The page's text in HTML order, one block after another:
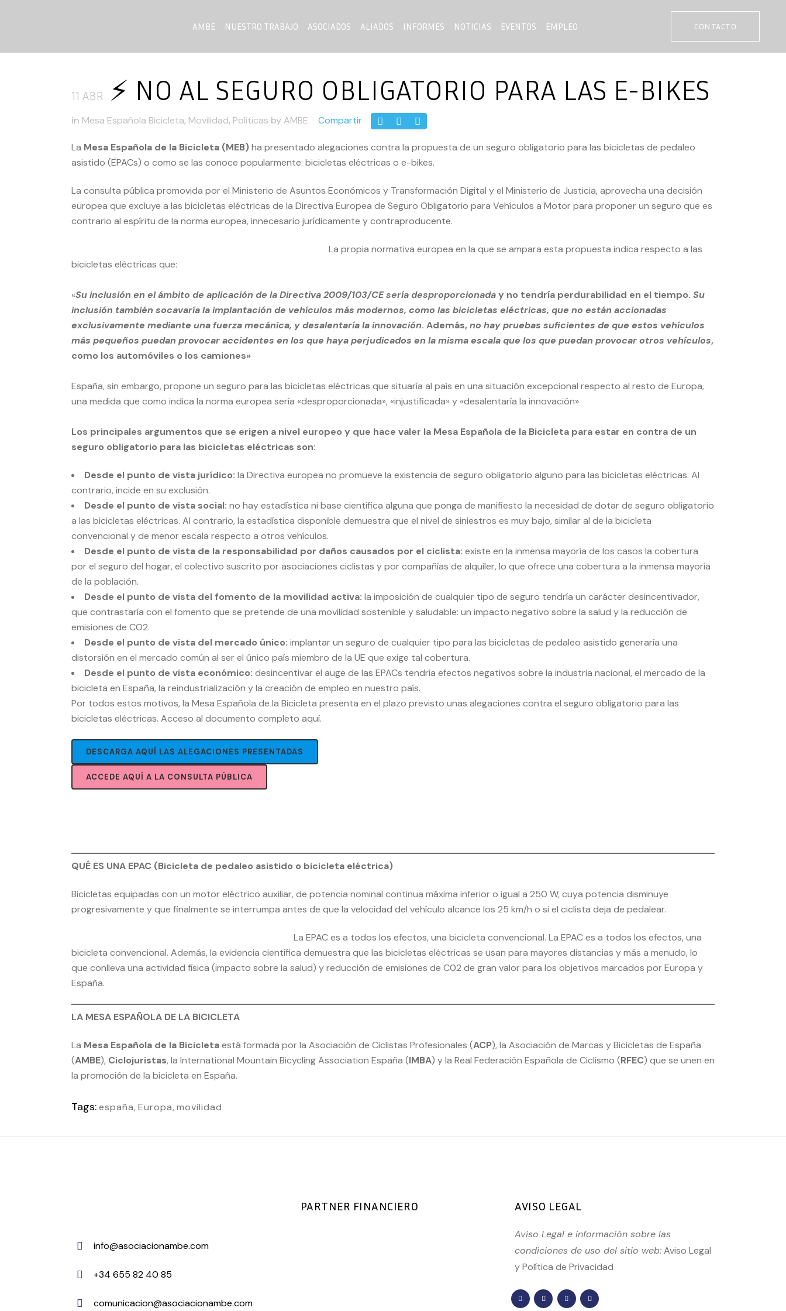
CONTACTO
AMBE NUESTRO TRABAJO ASOCIADOS ALIADOS INFORMES NOTICIAS EVENTOS EMPLEO
11 ABR ⚡️ NO AL SEGURO OBLIGATORIO PARA LAS E-BIKES
in Mesa Española Bicicleta, Movilidad, Políticas by AMBE Compartir
La Mesa Española de la Bicicleta (MEB)ha presentado alegaciones contra la propuesta de un seguro obligatorio para las bicicletas de pedaleo
asistido (EPACs) o como se las conoce popularmente: bicicletas eléctricas o e-bikes.
La consulta pública promovida por el Ministerio de Asuntos Económicos y Transformación Digital y el Ministerio de Justicia, aprovecha una decisión
europea que excluye a las bicicletas eléctricas de la Directiva Europea de Seguro Obligatorio para Vehículos a Motor para proponer un seguro que es
contrario al espíritu de la norma europea, innecesario jurídicamente y contraproducente.
La propia normativa europea en la que se ampara esta propuesta indica respecto a las
bicicletas eléctricas que:
«Suinclusión en el ámbito de aplicación de la Directiva 2009/103/CE sería desproporcionaday no tendría perdurabilidad en el tiempo. Su
inclusión también socavaría la implantación de vehículos más modernos, como las bicicletas eléctricas, que no están accionadas
exclusivamente mediante una fuerza mecánica, y desalentaría la innovación. Además, no hay pruebas suficientes de que estos vehículos
más pequeños puedan provocar accidentes en los que haya perjudicados en la misma escala que los que puedan provocar otros vehículos,
como los automóviles o los camiones»
España, sin embargo, propone un seguro para las bicicletas eléctricas que situaría al país en una situación excepcional respecto al resto de Europa,
una medida que como indica la norma europea sería «desproporcionada», «injustificada» y «desalentaría la innovación»
Los principales argumentos que se erigen a nivel europeo y que hace valer la Mesa Española de la Bicicleta para estar en contra de un
seguro obligatorio para las bicicletas eléctricas son:
Desde el punto de vista jurídico: la Directiva europea no promueve la existencia de seguro obligatorio alguno para las bicicletas eléctricas. Al
contrario, incide en su exclusión.
Desde el punto de vista social: no hay estadística ni base científica alguna que ponga de manifiesto la necesidad de dotar de seguro obligatorio
a las bicicletas eléctricas. Al contrario, la estadística disponible demuestra que el nivel de siniestros es muy bajo, similar al de la bicicleta
convencional y de menor escala respecto a otros vehículos.
Desde el punto de vista de la responsabilidad por daños causados por el ciclista: existe en la inmensa mayoría de los casos la cobertura
por el seguro del hogar, el colectivo suscrito por asociaciones ciclistas y por compañías de alquiler, lo que ofrece una cobertura a la inmensa mayoría
de la población.
Desde el punto de vista del fomento de la movilidad activa: la imposición de cualquier tipo de seguro tendría un carácter desincentivador,
que contrastaría con el fomento que se pretende de una movilidad sostenible y saludable: un impacto negativo sobre la salud y la reducción de
emisiones de CO2.
Desde el punto de vista del mercado único: implantar un seguro de cualquier tipo para las bicicletas de pedaleo asistido generaría una
distorsión en el mercado común al ser el único país miembro de la UE que exige tal cobertura.
Desde el punto de vista económico: desincentivar el auge de las EPACs tendría efectos negativos sobre la industria nacional, el mercado de la
bicicleta en España, la reindustrialización y la creación de empleo en nuestro país.
Por todos estos motivos, la Mesa Española de la Bicicleta presenta en el plazo previsto unas alegaciones contra el seguro obligatorio para las
bicicletas eléctricas. Acceso al documento completo aquí.
DESCARGA AQUÍ LAS ALEGACIONES PRESENTADAS
ACCEDE AQUÍ A LA CONSULTA PÚBLICA
QUÉ ES UNA EPAC (Bicicleta de pedaleo asistido o bicicleta eléctrica)
Bicicletas equipadas con un motor eléctrico auxiliar, de potencia nominal continua máxima inferior o igual a 250 W, cuya potencia disminuye
progresivamente y que finalmente se interrumpa antes de que la velocidad del vehículo alcance los 25 km/h o si el ciclista deja de pedalear.
La EPAC es a todos los efectos, una bicicleta convencional. La EPAC es a todos los efectos, una
bicicleta convencional. Además, la evidencia científica demuestra que las bicicletas eléctricas se usan para mayores distancias y más a menudo, lo
que conlleva una actividad física (impacto sobre la salud) y reducción de emisiones de C02 de gran valor para los objetivos marcados por Europa y
España.
LA MESA ESPAÑOLA DE LA BICICLETA
La Mesa Española de la Bicicletaestá formada por la Asociación de Ciclistas Profesionales (ACP), la Asociación de Marcas y Bicicletas de España
(AMBE), Ciclojuristas, la International Mountain Bicycling Association España (IMBA) y la Real Federación Española de Ciclismo (RFEC) que se unen en
la promoción de la bicicleta en España.
Tags:españa, Europa, movilidad
info@asociacionambe.com
+34 655 82 40 85
comunicacion@asociacionambe.com
PARTNER FINANCIERO AVISO LEGAL
Aviso Legal e información sobre las
condiciones de uso del sitio web: Aviso Legal
yPolítica de Privacidad